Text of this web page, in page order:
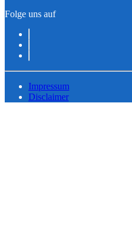
Folge uns auf
Impressum
Disclaimer